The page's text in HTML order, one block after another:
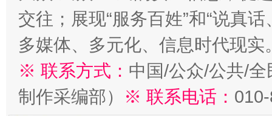
交往；展现“服务百姓”和“说真
多媒体、多元化、信息时代现实
※ 联系方式： 中国/公众/公共/
制作采编部）
※ 联系电话：